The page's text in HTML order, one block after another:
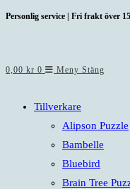
Hoppa
Personlig service | Fri frakt över
0,00 kr 0 Meny Stäng
Tillverkare
Alipson Puzzle
Bambelle
Bluebird
Brain Tree